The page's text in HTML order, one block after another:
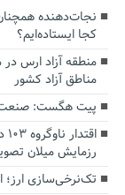
کجا ایستاده‌ایم؟
منطقه آزاد ارس
مناطق آزاد کشور
پیت هگست: صنعت
رزمایش میلان
تک‌نرخی‌سازی ارز؛